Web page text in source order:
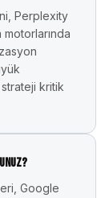
Perplexity
strateji kritik
Google